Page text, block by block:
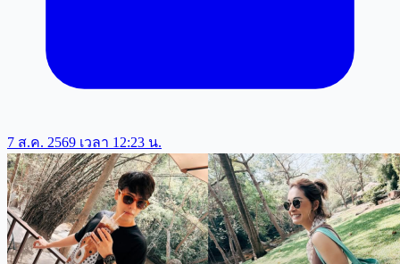
7 ส.ค. 2569 เวลา 12:23 น.